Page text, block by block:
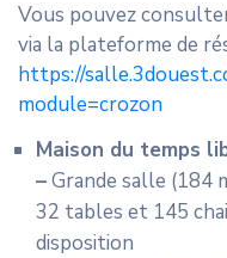
Vous pouvez
via la plateforme de
https://
module=crozon
Maison du temps
–Grande salle (184
32 tables et 145
disposition